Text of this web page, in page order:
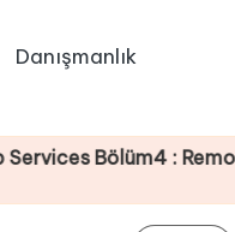
Danışmanlık
: RemoteApp